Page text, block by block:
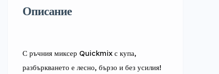
Описание
С ръчния миксер Quickmix с купа,
разбъркването е лесно, бързо и без усилия!